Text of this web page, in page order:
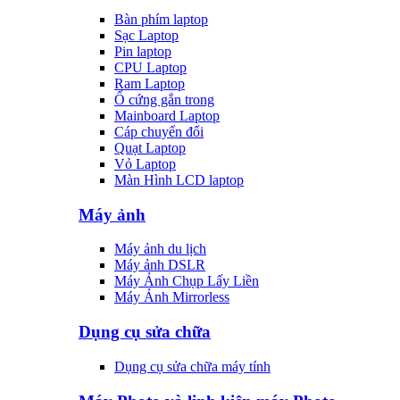
Bàn phím laptop
Sạc Laptop
Pin laptop
CPU Laptop
Ram Laptop
Ổ cứng gắn trong
Mainboard Laptop
Cáp chuyển đổi
Quạt Laptop
Vỏ Laptop
Màn Hình LCD laptop
Máy ảnh
Máy ảnh du lịch
Máy ảnh DSLR
Máy Ảnh Chụp Lấy Liền
Máy Ảnh Mirrorless
Dụng cụ sửa chữa
Dụng cụ sửa chữa máy tính